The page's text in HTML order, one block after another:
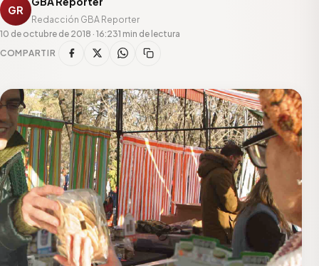
GR
Redacción GBA Reporter
10 de octubre de 2018 · 16:231 min de lectura
COMPARTIR